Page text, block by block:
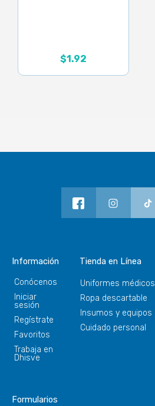
$1.92
Información
Conócenos
Iniciar
sesión
Regístrate
Favoritos
Trabaja en
Dhisve
Tienda en Línea
Uniformes médicos
Ropa descartable
Insumos y equipos
Cuidado personal
Formularios